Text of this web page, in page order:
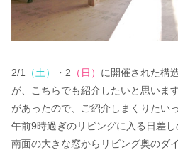
2/1 （土） ・2 （日） に開催された構
が、こちらでも紹介したいと思いま
があったので、ご紹介しまくりたい
午前9時過ぎのリビングに入る日差し
南面の大きな窓からリビング奥のダ